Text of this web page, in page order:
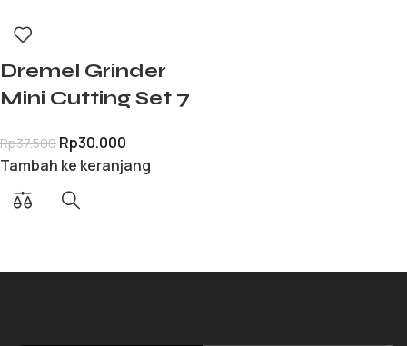
Dremel Grinder
Mini Cutting Set 7
Gerinda Gurinda
Serbaguna
Rp37.500 Rp30.000
Tambah ke keranjang